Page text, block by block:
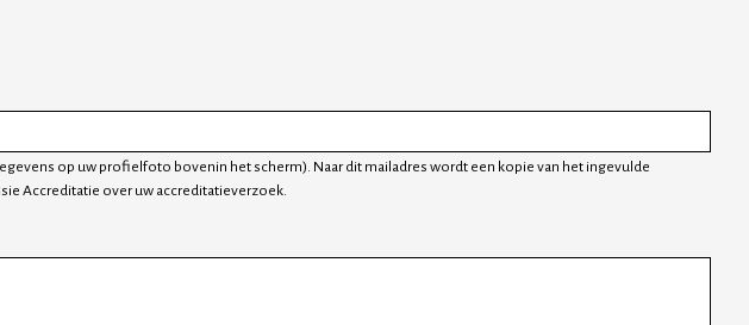
op uw profielfoto bovenin het scherm). Naar dit mailadres wordt een kopie van het ingevulde
Accreditatie over uw accreditatieverzoek.